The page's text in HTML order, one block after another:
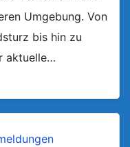
Umgebung. Von
bis hin zu
aktuelle…